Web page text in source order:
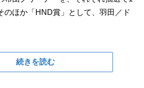
のほか「HND賞」として、羽田／ド
続きを読む